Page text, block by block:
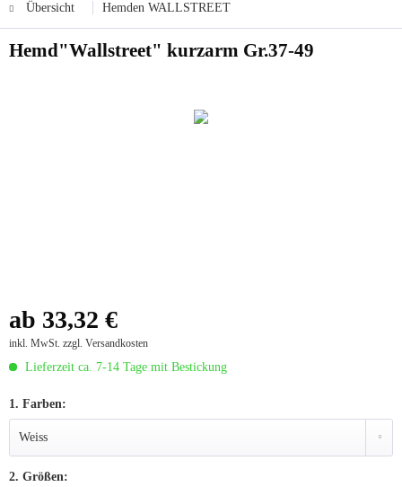
Übersicht Hemden WALLSTREET
Hemd"Wallstreet" kurzarm Gr.37-49
ab 33,32 €
inkl. MwSt. zzgl. Versandkosten
Lieferzeit ca. 7-14 Tage mit Bestickung
1. Farben:
2. Größen: